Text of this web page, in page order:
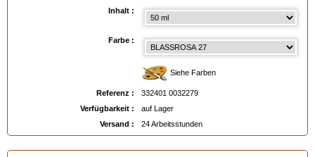
ein Farbmuster bestellen
: 50 ml, 500 ml, 500 ml auf Bestellung
Inhalt :
Farbe :
Siehe Farben
Referenz :
332401 0032279
Verfügbarkeit :
auf Lager
Versand :
24 Arbeitsstunden